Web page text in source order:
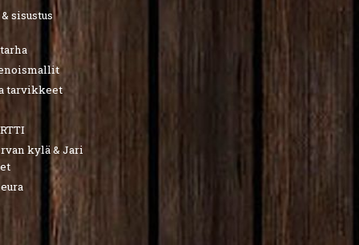
sisustus
tarvikkeet
kylä & Jari